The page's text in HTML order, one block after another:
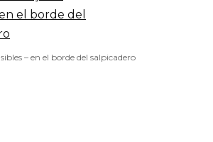
– en el borde del salpicadero